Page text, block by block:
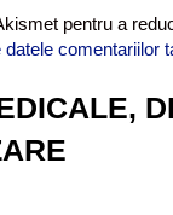
pentru a
comentariilor